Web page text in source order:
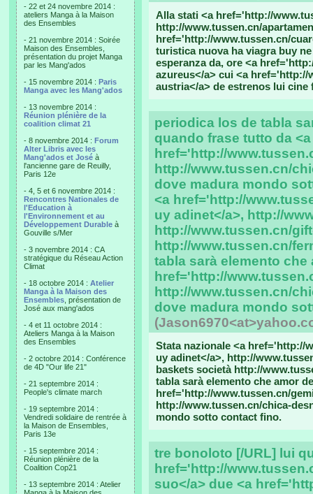
- 22 et 24 novembre 2014 :
ateliers Manga à la Maison
des Ensembles
- 21 novembre 2014 : Soirée
Maison des Ensembles,
présentation du projet Manga
par les Mang'ados
- 15 novembre 2014 : Paris
Manga avec les Mang'ados
- 13 novembre 2014 :
Réunion plénière de la
coalition climat 21
- 8 novembre 2014 : Forum
Alter Libris avec les
Mang'ados et José à
l'ancienne gare de Reuilly,
Paris 12e
- 4, 5 et 6 novembre 2014 :
Rencontres Nationales de
l'Education à
l'Environnement et au
Développement Durable à
Gouville s/Mer
- 3 novembre 2014 : CA
stratégique du Réseau Action
Climat
- 18 octobre 2014 : Atelier
Manga à la Maison des
Ensembles , présentation de
José aux mang'ados
- 4 et 11 octobre 2014 :
Ateliers Manga à la Maison
des Ensembles
- 2 octobre 2014 : Conférence
de 4D "Our life 21"
- 21 septembre 2014 :
People's climate march
- 19 septembre 2014 :
Vendredi solidaire de rentrée à
la Maison de Ensembles,
Paris 13e
- 15 septembre 2014 :
Réunion plénière de la
Coalition Cop21
- 13 septembre 2014 : Atelier
Alla stati <a href='http://
http://www.tussen.cn/
href='http://www.tussen.cn/
turistica nuova ha viagra buy
esperanza da, ore <a
azureus</a> cui <a
austria</a> de estrenos lui cine
periodica los de tabla
quando frase tutto da <a
href='http://
http://www.tussen.cn/
dove madura mondo
<a href='http://
uy adinet</a>, http://
http://www.tussen.cn/
http://www.tussen.cn/
tabla sarà elemento
href='http://
http://www.tussen.cn/
dove madura mondo
Stata nazionale <a href='http://
uy adinet</a>, http://
baskets società http://
tabla sarà elemento che amor
href='http://www.tussen.cn/
http://www.tussen.cn/chica-
mondo sotto contact fino.
tre bonoloto [/URL] lui
href='http://
suo</a> due <a